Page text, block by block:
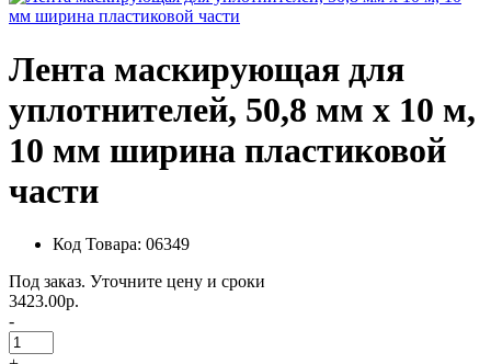
Лента маскирующая для
уплотнителей, 50,8 мм х 10 м,
10 мм ширина пластиковой
части
Код Товара: 06349
Под заказ. Уточните цену и сроки
3423.00р.
-